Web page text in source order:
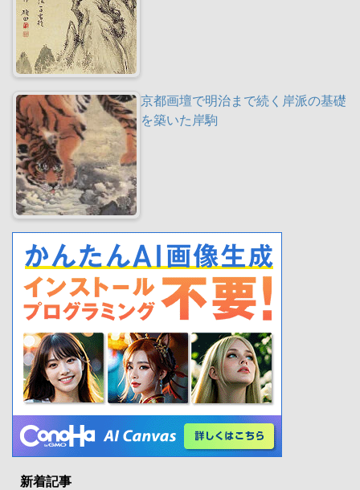
京都画壇で明治まで続く岸派の基礎
を築いた岸駒
新着記事